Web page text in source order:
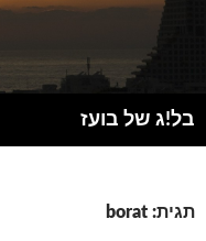
בל!ג של בועז
חיפוש
תגית: borat